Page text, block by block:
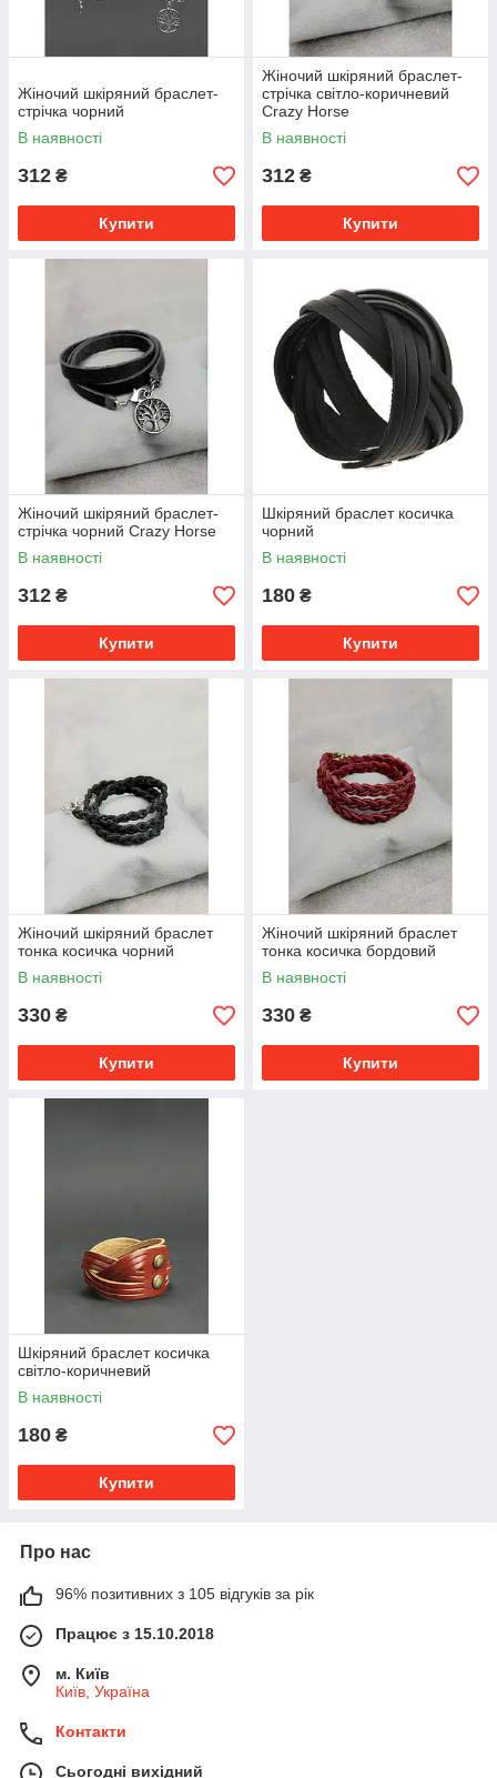
Жіночий шкіряний браслет-
стрічка чорний
В наявності
312 ₴
Купити
Жіночий шкіряний браслет-
стрічка світло-коричневий
Crazy Horse
В наявності
312 ₴
Купити
Жіночий шкіряний браслет-
стрічка чорний Crazy Horse
В наявності
312 ₴
Купити
Шкіряний браслет косичка
чорний
В наявності
180 ₴
Купити
Жіночий шкіряний браслет
тонка косичка чорний
В наявності
330 ₴
Купити
Жіночий шкіряний браслет
тонка косичка бордовий
В наявності
330 ₴
Купити
Шкіряний браслет косичка
світло-коричневий
В наявності
180 ₴
Купити
Про нас
96% позитивних з 105 відгуків за рік
Працює з 15.10.2018
м. Київ
Київ, Україна
Контакти
Сьогодні вихідний